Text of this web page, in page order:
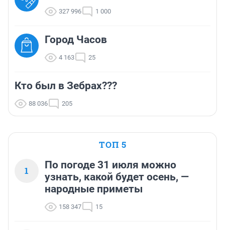
327 996 1 000
Город Часов
4 163 25
Кто был в Зебрах???
88 036 205
ТОП 5
1
По погоде 31 июля можно
узнать, какой будет осень, —
народные приметы
158 347 15